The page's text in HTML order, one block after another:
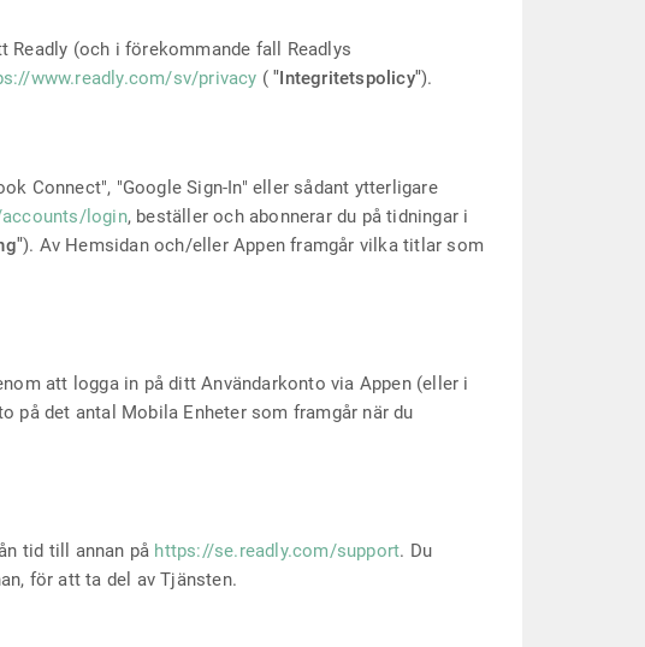
(och i förekommande fall Readlys
www.readly.com/sv/privacy ("Integritetspolicy").
Connect", "Google Sign-In" eller sådant ytterligare
login, beställer och abonnerar du på tidningar i
). Av Hemsidan och/eller Appen framgår vilka titlar som
att logga in på ditt Användarkonto via Appen (eller i
på det antal Mobila Enheter som framgår när du
tid till annan på https://se.readly.com/support. Du
för att ta del av Tjänsten.